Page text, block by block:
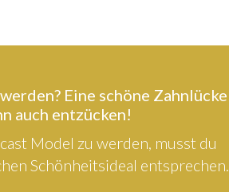
Eine schöne Zahnlücke
auch entzücken!
Model zu werden, musst du
Schönheitsideal entsprechen.